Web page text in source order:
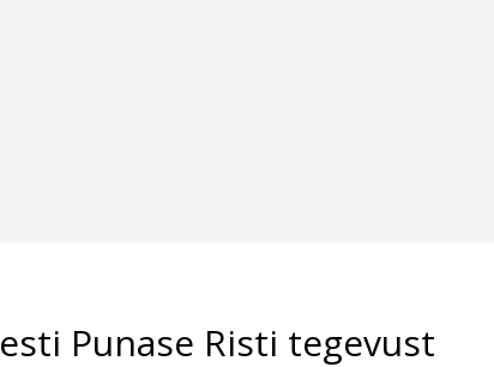
Punase Risti tegevust